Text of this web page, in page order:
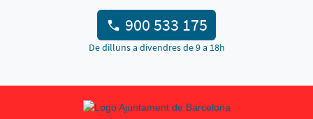
900 533 175
De dilluns a divendres de 9 a 18h